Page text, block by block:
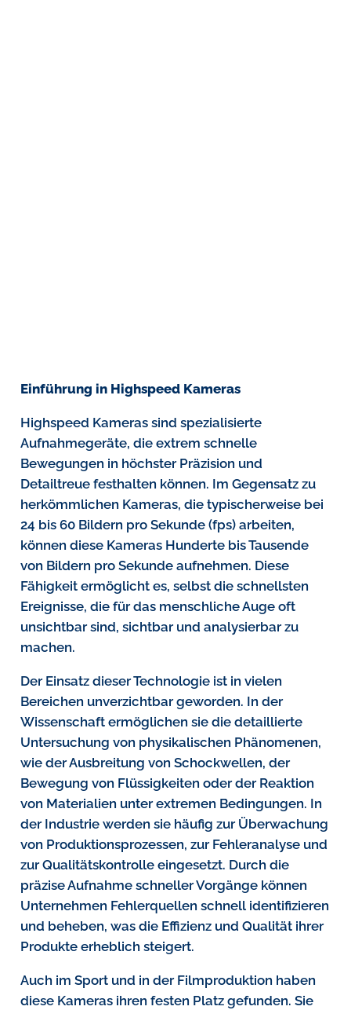
Einführung in Highspeed Kameras
Highspeed Kameras sind spezialisierte
Aufnahmegeräte, die extrem schnelle
Bewegungen in höchster Präzision und
Detailtreue festhalten können. Im Gegensatz zu
herkömmlichen Kameras, die typischerweise bei
24 bis 60 Bildern pro Sekunde (fps) arbeiten,
können diese Kameras Hunderte bis Tausende
von Bildern pro Sekunde aufnehmen. Diese
Fähigkeit ermöglicht es, selbst die schnellsten
Ereignisse, die für das menschliche Auge oft
unsichtbar sind, sichtbar und analysierbar zu
machen.
Der Einsatz dieser Technologie ist in vielen
Bereichen unverzichtbar geworden. In der
Wissenschaft ermöglichen sie die detaillierte
Untersuchung von physikalischen Phänomenen,
wie der Ausbreitung von Schockwellen, der
Bewegung von Flüssigkeiten oder der Reaktion
von Materialien unter extremen Bedingungen. In
der Industrie werden sie häufig zur Überwachung
von Produktionsprozessen, zur Fehleranalyse und
zur Qualitätskontrolle eingesetzt. Durch die
präzise Aufnahme schneller Vorgänge können
Unternehmen Fehlerquellen schnell identifizieren
und beheben, was die Effizienz und Qualität ihrer
Produkte erheblich steigert.
Auch im Sport und in der Filmproduktion haben
diese Kameras ihren festen Platz gefunden. Sie